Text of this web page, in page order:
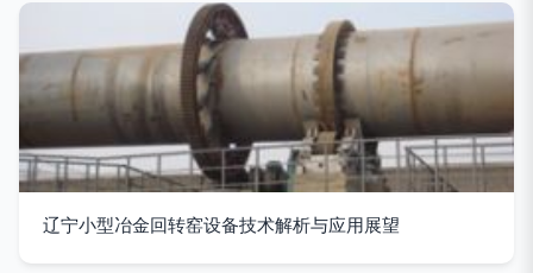
辽宁小型冶金回转窑设备技术解析与应用展望